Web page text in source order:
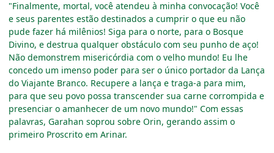
"Finalmente, mortal, você atendeu à minha convocação! Você
e seus parentes estão destinados a cumprir o que eu não
pude fazer há milênios! Siga para o norte, para o Bosque
Divino, e destrua qualquer obstáculo com seu punho de aço!
Não demonstrem misericórdia com o velho mundo! Eu lhe
concedo um imenso poder para ser o único portador da Lança
do Viajante Branco. Recupere a lança e traga-a para mim,
para que seu povo possa transcender sua carne corrompida e
presenciar o amanhecer de um novo mundo!" Com essas
palavras, Garahan soprou sobre Orin, gerando assim o
primeiro Proscrito em Arinar.